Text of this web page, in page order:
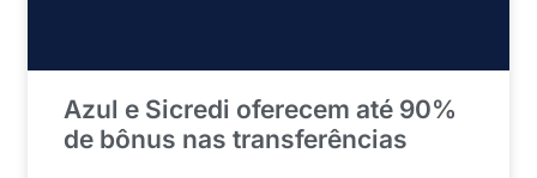
Azul e Sicredi oferecem até 90%
de bônus nas transferências